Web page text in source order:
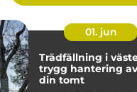
01. jun
Trädfällning i
trygg hantering
din tomt